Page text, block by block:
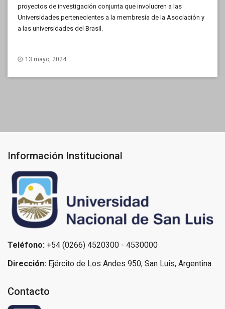
proyectos de investigación conjunta que involucren a las
Universidades pertenecientes a la membresía de la Asociación y
a las universidades del Brasil.
13 mayo, 2024
Información Institucional
Teléfono: +54 (0266) 4520300 - 4530000
Dirección: Ejército de Los Andes 950, San Luis, Argentina
Contacto